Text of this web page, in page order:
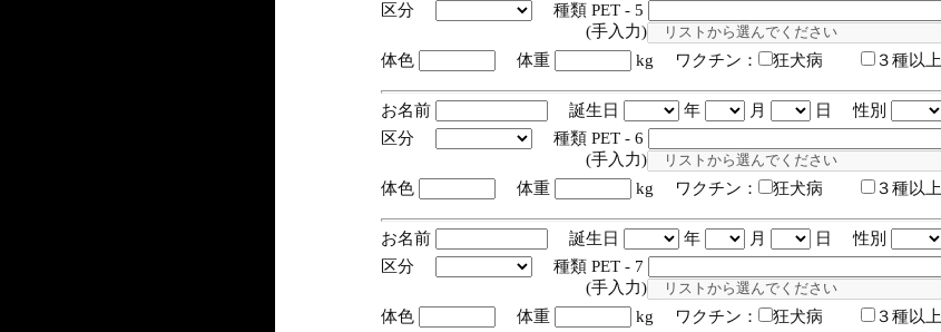
区分
種類 PET - 5
(手入力)
体色
体重 kg ワクチン： 狂犬病 ３種以上
お名前 誕生日 年 月
日 性別
区分
種類 PET - 6
(手入力)
体色
体重 kg ワクチン： 狂犬病 ３種以上
お名前 誕生日 年 月
日 性別
区分
種類 PET - 7
(手入力)
体色
体重 kg ワクチン： 狂犬病 ３種以上